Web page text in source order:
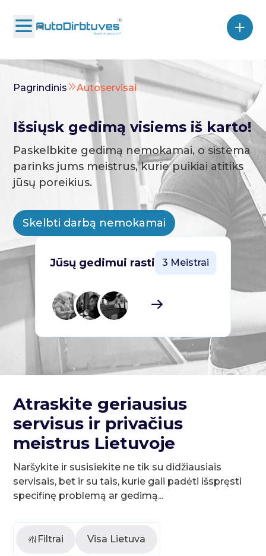
Pagrindinis Autoservisai
Išsiųsk gedimą visiems iš karto!
Paskelbkite gedimą nemokamai, o sistema
parinks jums meistrus, kurie puikiai atitiks
jūsų poreikius.
Skelbti darbą nemokamai
Jūsų gedimui rasti 3 Meistrai
Atraskite geriausius
servisus ir privačius
meistrus Lietuvoje
Naršykite ir susisiekite ne tik su didžiausiais
servisais, bet ir su tais, kurie gali padėti išspręsti
specifinę problemą ar gedimą...
Filtrai Visa Lietuva